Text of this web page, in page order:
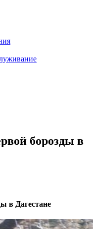
борозды в
в Дагестане